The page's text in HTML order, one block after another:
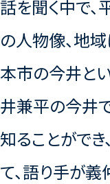
話を聞く中で
の人物像、地
本市の今井と
井兼平の今井
知ることができ
て、語り手が